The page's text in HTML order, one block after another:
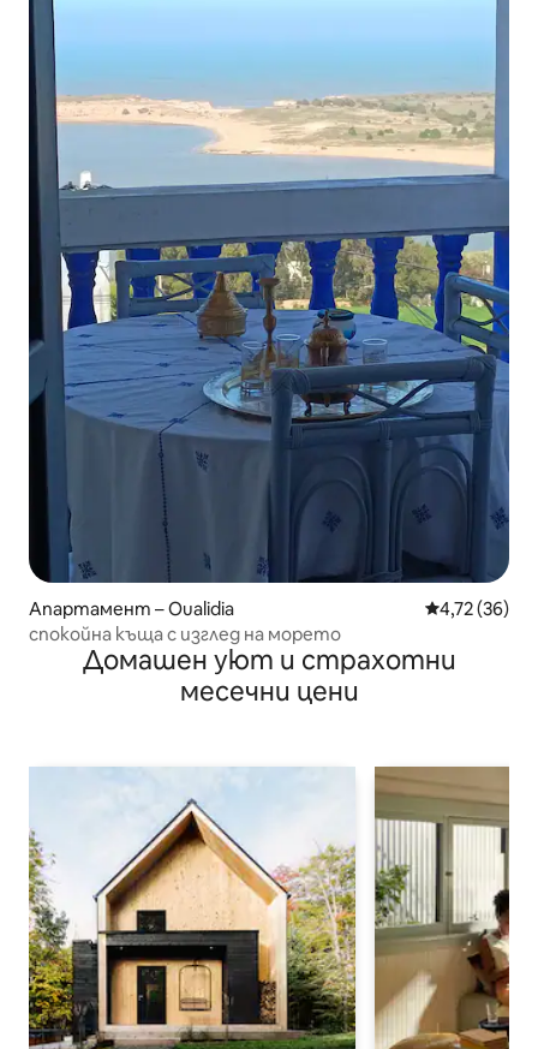
Апартамент – Oualidia Средна
4,72 (36)
спокойна къща с изглед на морето
Домашен уют и страхотни
месечни цени